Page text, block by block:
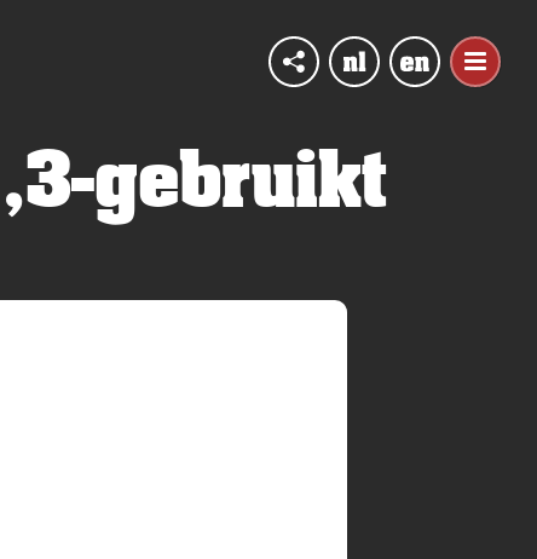
gebruikt